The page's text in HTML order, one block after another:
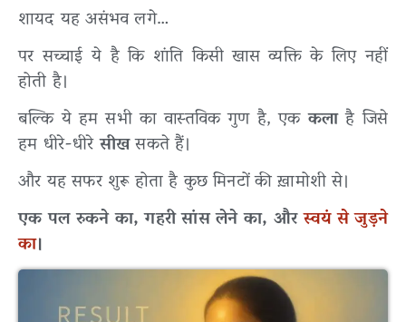
शायद यह असंभव लगे…
पर सच्चाई ये है कि शांति किसी खास व्यक्ति के लिए नहीं
होती है।
बल्कि ये हम सभी का वास्तविक गुण है, एककलाहै जिसे
हम धीरे-धीरेसीखसकते हैं।
और यह सफर शुरू होता है कुछ मिनटों की ख़ामोशी से।
एक पल रुकने का, गहरी सांस लेने का, औरस्वयं से जुड़ने
का।